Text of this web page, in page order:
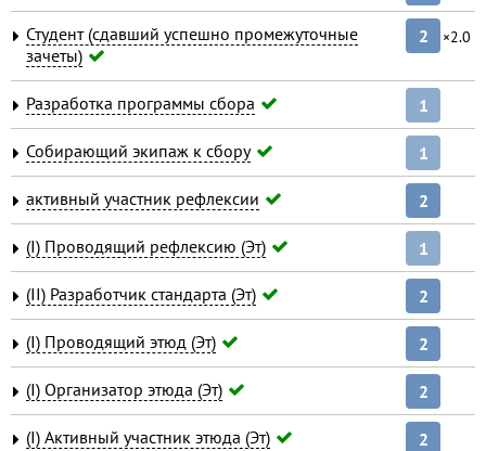
Студент (сдавший успешно промежуточные
зачеты)
2 ×2.0
Разработка программы сбора 1
Собирающий экипаж к сбору 1
активный участник рефлексии 2
(I) Проводящий рефлексию (Эт) 1
(II) Разработчик стандарта (Эт) 2
(I) Проводящий этюд (Эт) 2
(I) Организатор этюда (Эт) 2
(I) Активный участник этюда (Эт) 2